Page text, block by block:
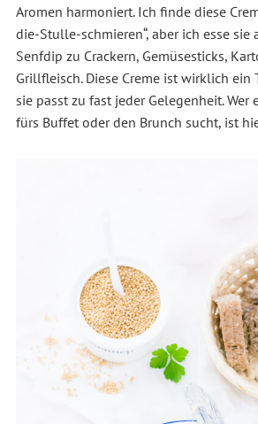
Aromen harmoniert. Ich finde diese
die-Stulle-schmieren“, aber ich esse sie
Senfdip zu Crackern, Gemüsesticks,
Grillfleisch. Diese Creme ist wirklich ein
sie passt zu fast jeder Gelegenheit. Wer
fürs Buffet oder den Brunch sucht, ist